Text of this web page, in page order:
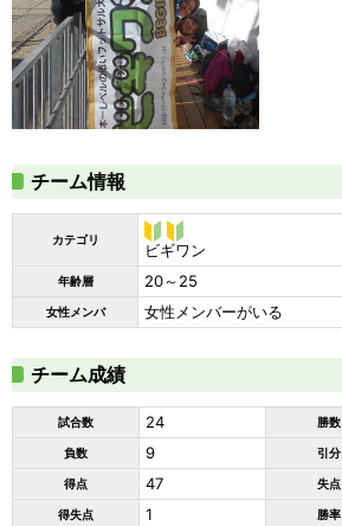
チーム情報
カテゴリ
ビギ
ワン
ビギワン
年齢層 20～25
女性メンバ 女性メンバーがいる
チーム成績
試合数 24 勝数
負数 9 引分
得点 47 失点
得失点 1 勝率